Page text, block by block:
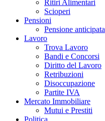
Ritiri Alimentari
Scioperi
Pensioni
Pensione anticipata
Lavoro
Trova Lavoro
Bandi e Concorsi
Diritto del Lavoro
Retribuzioni
Disoccupazione
Partite IVA
Mercato Immobiliare
Mutui e Prestiti